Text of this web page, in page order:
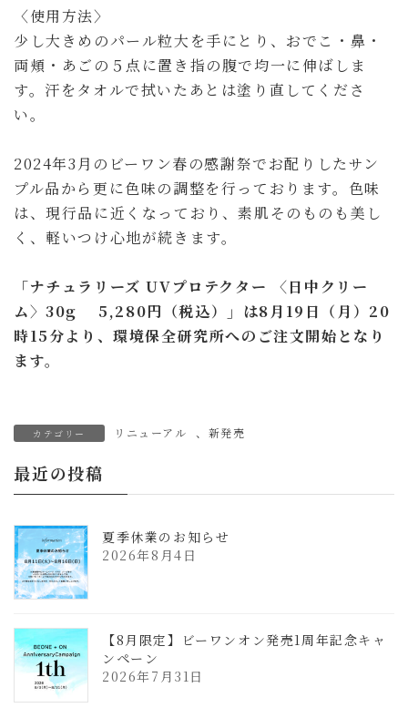
〈使用方法〉
少し大きめのパール粒大を手にとり、おでこ・鼻・
両頬・あごの５点に置き指の腹で均一に伸ばしま
す。汗をタオルで拭いたあとは塗り直してくださ
い。
2024年3月のビーワン春の感謝祭でお配りしたサン
プル品から更に色味の調整を行っております。色味
は、現行品に近くなっており、素肌そのものも美し
く、軽いつけ心地が続きます。
「ナチュラリーズ UVプロテクター 〈日中クリー
ム〉30g 5,280円（税込）」は8月19日（月）20
時15分より、環境保全研究所へのご注文開始となり
ます。
カテゴリー リニューアル 、 新発売
最近の投稿
夏季休業のお知らせ
2026年8月4日
【8月限定】ビーワンオン発売1周年記念キャ
ンペーン
2026年7月31日